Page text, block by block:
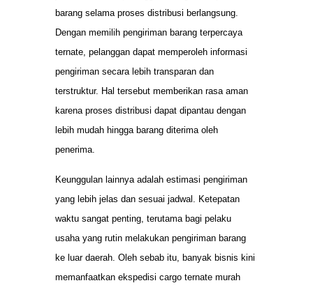
barang selama proses distribusi berlangsung.
Dengan memilih pengiriman barang terpercaya
ternate, pelanggan dapat memperoleh informasi
pengiriman secara lebih transparan dan
terstruktur. Hal tersebut memberikan rasa aman
karena proses distribusi dapat dipantau dengan
lebih mudah hingga barang diterima oleh
penerima.
Keunggulan lainnya adalah estimasi pengiriman
yang lebih jelas dan sesuai jadwal. Ketepatan
waktu sangat penting, terutama bagi pelaku
usaha yang rutin melakukan pengiriman barang
ke luar daerah. Oleh sebab itu, banyak bisnis kini
memanfaatkan ekspedisi cargo ternate murah